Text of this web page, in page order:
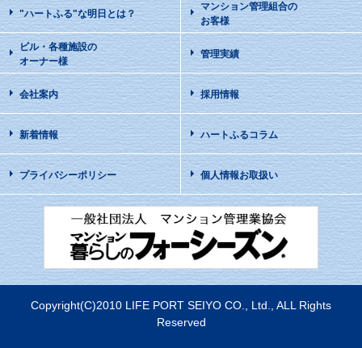
"ハートふる"な明日とは？
マンション管理組合の
お客様
ビル・各種施設の
オーナー様
管理実績
会社案内 採用情報
新着情報 ハートふるコラム
プライバシーポリシー 個人情報お取扱い
Copyright(C)2010 LIFE PORT SEIYO CO., Ltd., ALL Rights
Reserved